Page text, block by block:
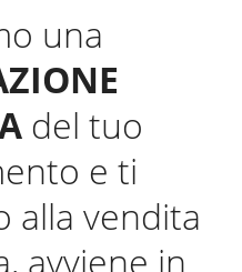
una
del tuo
e ti
alla vendita
avviene in